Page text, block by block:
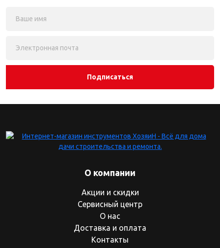
Подписаться
О компании
Акции и скидки
Сервисный центр
О нас
Доставка и оплата
Контакты